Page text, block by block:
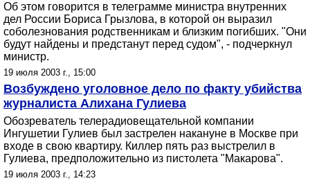
Об этом говорится в телеграмме министра внутренних
дел России Бориса Грызлова, в которой он выразил
соболезнования родственникам и близким погибших. "Они
будут найдены и предстанут перед судом", - подчеркнул
министр.
19 июля 2003 г., 15:00
Возбуждено уголовное дело по факту убийства
журналиста Алихана Гулиева
Обозреватель телерадиовещательной компании
Ингушетии Гулиев был застрелен накануне в Москве при
входе в свою квартиру. Киллер пять раз выстрелил в
Гулиева, предположительно из пистолета "Макарова".
19 июля 2003 г., 14:23